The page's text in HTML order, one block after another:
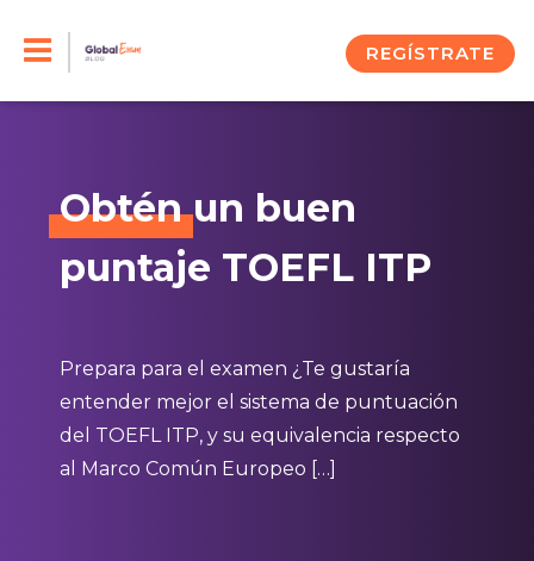
REGÍSTRATE
Obténun buen
puntaje TOEFL ITP
Prepara para el examen ¿Te gustaría
entender mejor el sistema de puntuación
del TOEFL ITP, y su equivalencia respecto
al Marco Común Europeo […]